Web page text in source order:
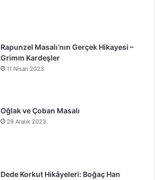
Rapunzel Masalı’nın Gerçek Hikayesi –
Grimm Kardeşler
11 Nisan 2023
Oğlak ve Çoban Masalı
29 Aralık 2023
Dede Korkut Hikâyeleri: Boğaç Han